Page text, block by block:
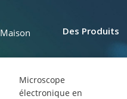
Maison Des Produits
Microscope
électronique en